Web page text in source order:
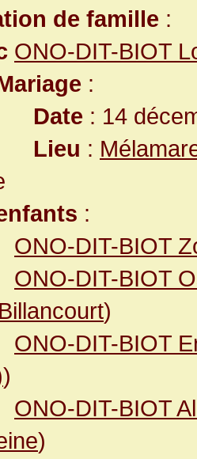
de famille :
ONO-DIT-BIOT
:
Date : 14
Lieu :
:
ONO-DIT-BIOT
ONO-DIT-BIOT
)
ONO-DIT-BIOT
)
ONO-DIT-BIOT
)